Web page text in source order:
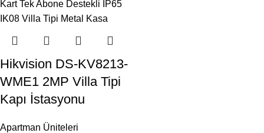
Hikvision DS-KV8213-
WME1 2MP Villa Tipi
Kapı İstasyonu
Apartman Üniteleri